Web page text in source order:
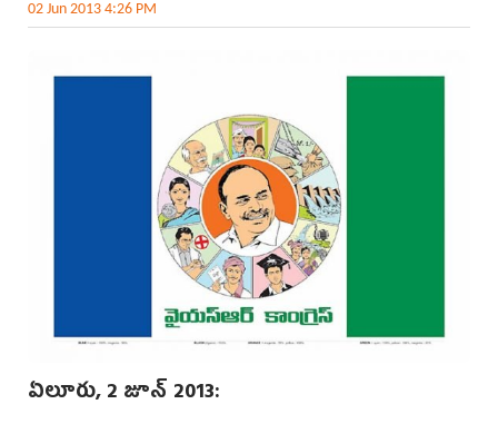
02 Jun 2013 4:26 PM
ఏలూరు, 2 జూన్‌ 2013: